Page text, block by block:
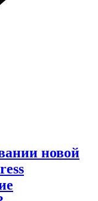
новой